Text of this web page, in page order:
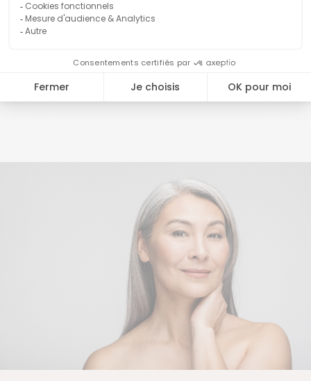
11
Posters